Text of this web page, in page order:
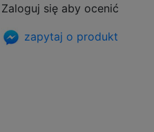
Zaloguj się aby ocenić
zapytaj o produkt